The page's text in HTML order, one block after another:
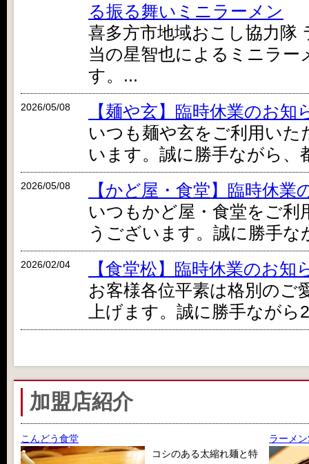
る振る舞いミニラーメン
喜多方市地域おこし協力隊
当の星智也によるミニラ
す。...
2026/05/08
【麺や玄】臨時休業のお知
いつも麺や玄をご利用い
います。誠に勝手ながら、
2026/05/08
【かど屋・食堂】臨時休業
いつもかど屋・食堂をご
うございます。誠に勝手な
2026/02/04
【食堂松】臨時休業のお知
お客様各位平素は格別のご
上げます。誠に勝手ながら
加盟店紹介
こんどう食堂
コシのある太縮れ麺と特
ラーメ